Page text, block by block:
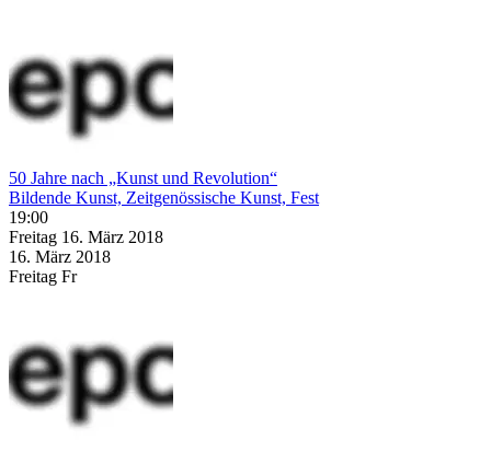
50 Jahre nach „Kunst und Revolution“
Bildende Kunst, Zeitgenössische Kunst, Fest
19:00
Freitag 16. März 2018
16. März 2018
Freitag Fr